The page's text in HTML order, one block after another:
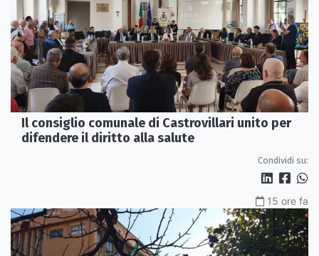
Il consiglio comunale di Castrovillari unito per
difendere il diritto alla salute
Condividi su:
15 ore fa